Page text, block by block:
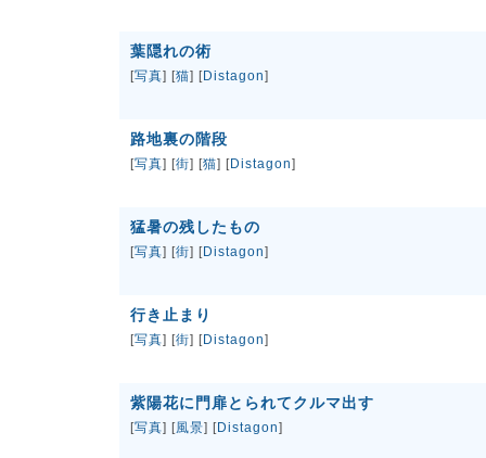
葉隠れの術
[写真] [猫] [Distagon]
路地裏の階段
[写真] [街] [猫] [Distagon]
猛暑の残したもの
[写真] [街] [Distagon]
行き止まり
[写真] [街] [Distagon]
紫陽花に門扉とられてクルマ出す
[写真] [風景] [Distagon]